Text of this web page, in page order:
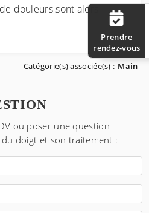
Prendre
rendez-vous
douleurs sont alors
Catégorie(s) associée(s) : Main
ou poser une question
du doigt et son traitement :